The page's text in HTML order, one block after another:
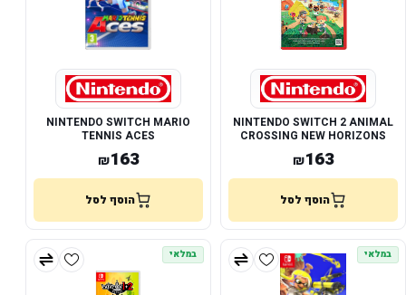
NINTENDO SWITCH 2 ANIMAL
CROSSING NEW HORIZONS
₪163
הוסף לסל
NINTENDO SWITCH MARIO
TENNIS ACES
₪163
הוסף לסל
במלאי במלאי